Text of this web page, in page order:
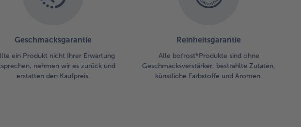
Geschmacksgarantie
ein Produkt nicht Ihrer Erwartung
nehmen wir es zurück und
erstatten den Kaufpreis.
Reinheitsgarantie
Alle bofrost*Produkte sind ohne
Geschmacksverstärker, bestrahlte Zutaten,
künstliche Farbstoffe und Aromen.